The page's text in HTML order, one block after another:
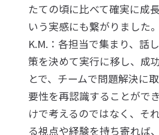
たての頃に比べて確実に成
いう実感にも繋がりました。
K.M.：各担当で集まり、話
策を決めて実行に移し、成
とで、チームで問題解決に
要性を再認識することがで
けで考えるのではなく、そ
る視点や経験を持ち寄れば